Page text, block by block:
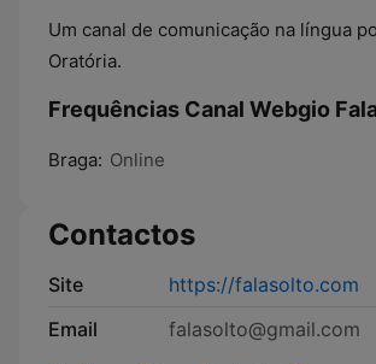
Um canal de comunicação na língua
Oratória.
Frequências Canal Webgio
Braga: Online
Contactos
Site
https://falasolto.com
Email
falasolto@gmail.com